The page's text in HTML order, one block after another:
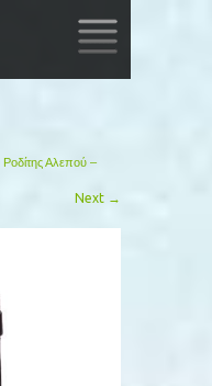
Ροδίτης Αλεπού –
Next →